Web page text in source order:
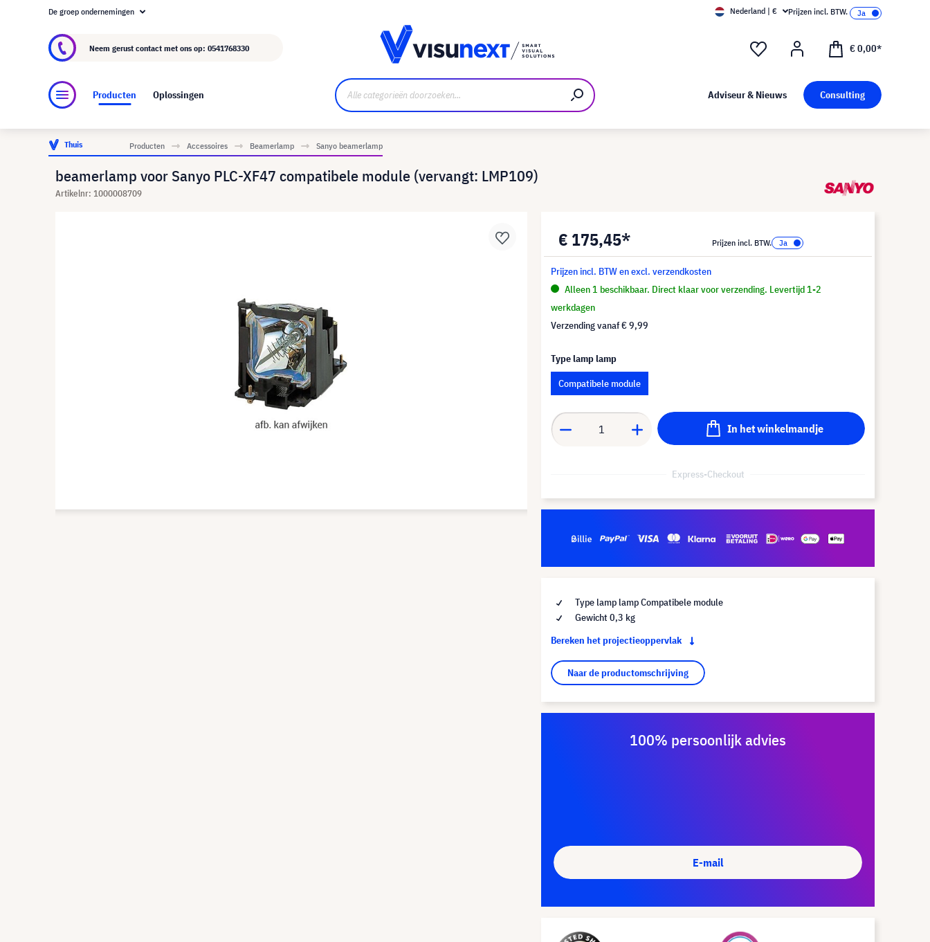
Over visunext.nl
De groep ondernemingen Nederland | € Prijzen incl. BTW.
Neem gerust contact met ons op: 0541768330 € 0,00*
Producten Oplossingen Adviseur & Nieuws Consulting
Thuis Producten Accessoires Beamerlamp Sanyo beamerlamp
beamerlamp voor Sanyo PLC-XF47 compatibele module (vervangt: LMP109)
Artikelnr: 1000008709
€ 175,45* Prijzen incl. BTW.
Prijzen incl. BTW en excl. verzendkosten
Alleen 1 beschikbaar. Direct klaar voor verzending. Levertijd 1-2
werkdagen
Verzending vanaf€ 9,99
Type lamp lamp
Compatibele module
In het winkelmandje
Express-Checkout
Type lamp lamp Compatibele module
Gewicht 0,3 kg
Bereken het projectieoppervlak
Naar de productomschrijving
100% persoonlijk advies
E-mail